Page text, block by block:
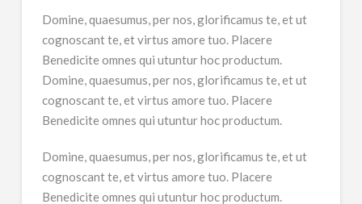
Domine, quaesumus, per nos, glorificamus te, et ut
cognoscant te, et virtus amore tuo. Placere
Benedicite omnes qui utuntur hoc productum.
Domine, quaesumus, per nos, glorificamus te, et ut
cognoscant te, et virtus amore tuo. Placere
Benedicite omnes qui utuntur hoc productum.
Domine, quaesumus, per nos, glorificamus te, et ut
cognoscant te, et virtus amore tuo. Placere
Benedicite omnes qui utuntur hoc productum.